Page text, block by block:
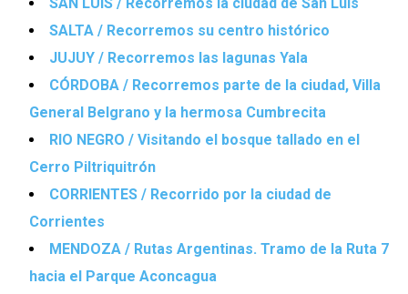
SAN LUIS / Recorremos la ciudad de San Luis
SALTA / Recorremos su centro histórico
JUJUY / Recorremos las lagunas Yala
CÓRDOBA / Recorremos parte de la ciudad, Villa
General Belgrano y la hermosa Cumbrecita
RIO NEGRO / Visitando el bosque tallado en el
Cerro Piltriquitrón
CORRIENTES / Recorrido por la ciudad de
Corrientes
MENDOZA / Rutas Argentinas. Tramo de la Ruta 7
hacia el Parque Aconcagua